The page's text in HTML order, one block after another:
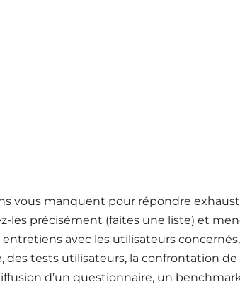
vous manquent pour répondre
les précisément (faites une liste) et
entretiens avec les utilisateurs
des tests utilisateurs, la confrontation
d’un questionnaire, un